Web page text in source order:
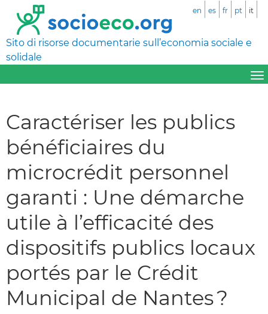
Sito di risorse documentarie sull’economia sociale e
solidale
en es fr pt it
Caractériser les publics
bénéficiaires du
microcrédit personnel
garanti : Une démarche
utile à l’efficacité des
dispositifs publics locaux
portés par le Crédit
Municipal de Nantes ?